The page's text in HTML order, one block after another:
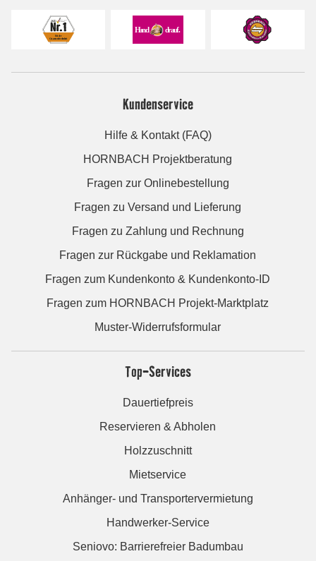
Kundenservice
Hilfe & Kontakt (FAQ)
HORNBACH Projektberatung
Fragen zur Onlinebestellung
Fragen zu Versand und Lieferung
Fragen zu Zahlung und Rechnung
Fragen zur Rückgabe und Reklamation
Fragen zum Kundenkonto & Kundenkonto-ID
Fragen zum HORNBACH Projekt-Marktplatz
Muster-Widerrufsformular
Top-Services
Dauertiefpreis
Reservieren & Abholen
Holzzuschnitt
Mietservice
Anhänger- und Transportervermietung
Handwerker-Service
Seniovo: Barrierefreier Badumbau